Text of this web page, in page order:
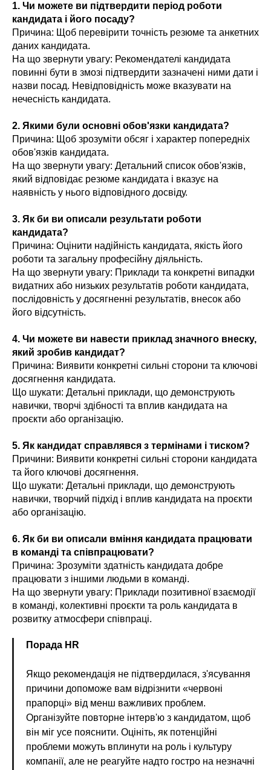
1. Чи можете ви підтвердити період роботи
кандидата і його посаду?
Причина: Щоб перевірити точність резюме та анкетних
даних кандидата.
На що звернути увагу: Рекомендателі кандидата
повинні бути в змозі підтвердити зазначені ними дати і
назви посад. Невідповідність може вказувати на
нечесність кандидата.
2. Якими були основні обов'язки кандидата?
Причина: Щоб зрозуміти обсяг і характер попередніх
обов'язків кандидата.
На що звернути увагу: Детальний список обов'язків,
який відповідає резюме кандидата і вказує на
наявність у нього відповідного досвіду.
3. Як би ви описали результати роботи
кандидата?
Причина: Оцінити надійність кандидата, якість його
роботи та загальну професійну діяльність.
На що звернути увагу: Приклади та конкретні випадки
видатних або низьких результатів роботи кандидата,
послідовність у досягненні результатів, внесок або
його відсутність.
4. Чи можете ви навести приклад значного внеску,
який зробив кандидат?
Причина: Виявити конкретні сильні сторони та ключові
досягнення кандидата.
Що шукати: Детальні приклади, що демонструють
навички, творчі здібності та вплив кандидата на
проєкти або організацію.
5. Як кандидат справлявся з термінами і тиском?
Причини: Виявити конкретні сильні сторони кандидата
та його ключові досягнення.
Що шукати: Детальні приклади, що демонструють
навички, творчий підхід і вплив кандидата на проєкти
або організацію.
6. Як би ви описали вміння кандидата працювати
в команді та співпрацювати?
Причина: Зрозуміти здатність кандидата добре
працювати з іншими людьми в команді.
На що звернути увагу: Приклади позитивної взаємодії
в команді, колективні проєкти та роль кандидата в
розвитку атмосфери співпраці.
Порада HR
Якщо рекомендація не підтвердилася, з'ясування
причини допоможе вам відрізнити «червоні
прапорці» від менш важливих проблем.
Організуйте повторне інтерв'ю з кандидатом, щоб
він міг усе пояснити. Оцініть, як потенційні
проблеми можуть вплинути на роль і культуру
компанії, але не реагуйте надто гостро на незначні